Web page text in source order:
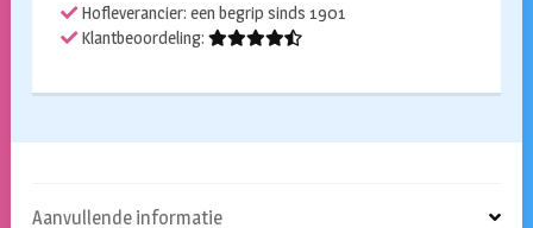
Hofleverancier: een begrip sinds 1901
Klantbeoordeling:
Aanvullende informatie